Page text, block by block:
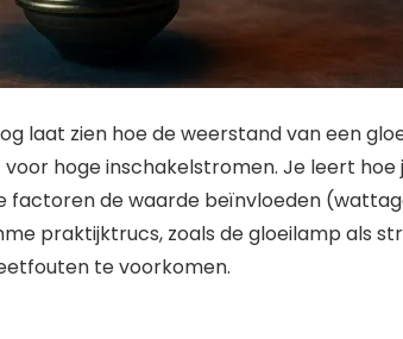
laat zien hoe de weerstand van een
hoge inschakelstromen. Je leert hoe
de waarde beïnvloeden
praktijktrucs, zoals de gloeilamp als
te voorkomen.